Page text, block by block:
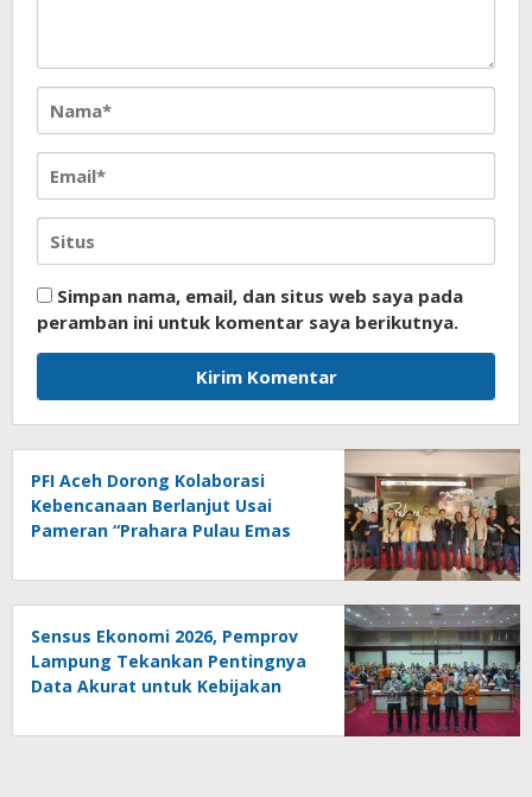
Simpan nama, email, dan situs web saya pada
peramban ini untuk komentar saya berikutnya.
PFI Aceh Dorong Kolaborasi
Kebencanaan Berlanjut Usai
Pameran “Prahara Pulau Emas
Sensus Ekonomi 2026, Pemprov
Lampung Tekankan Pentingnya
Data Akurat untuk Kebijakan